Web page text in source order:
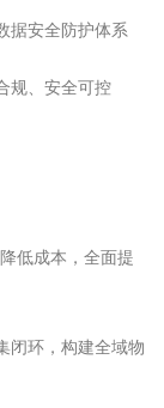
据安全防护体系
规、安全可控
低成本，全面提
闭环，构建全域物